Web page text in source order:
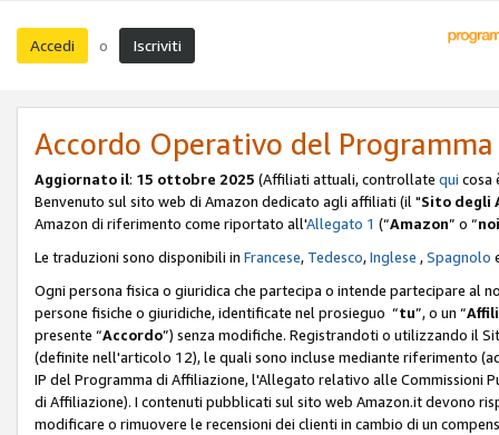
Accedi o Iscriviti
Accordo Operativo del
Aggiornato il: 15 ottobre 2025 (Affiliati attuali, controllate qui cosa
Benvenuto sul sito web di Amazon dedicato agli affiliati (il "Sito degli
Amazon di riferimento come riportato all'Allegato 1 (“Amazon” o “noi
Le traduzioni sono disponibili in Francese, Tedesco,Inglese ,Spagnolo
Ogni persona fisica o giuridica che partecipa o intende partecipare al
persone fisiche o giuridiche, identificate nel prosieguo “tu”, o un “
presente “Accordo”) senza modifiche. Registrandoti o utilizzando il
(definite nell'articolo 12), le quali sono incluse mediante riferimento
IP del Programma di Affiliazione, l'Allegato relativo alle Commissioni
di Affiliazione). I contenuti pubblicati sul sito web Amazon.it devono
modificare o rimuovere le recensioni dei clienti in cambio di un